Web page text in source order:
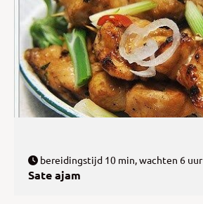
bereidingstijd 10 min, wachten 6 uur
Sate ajam